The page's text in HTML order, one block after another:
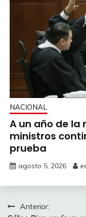
NACIONAL
A un año de la
ministros
prueba
agosto 5, 2026
Navegación
Anterior: